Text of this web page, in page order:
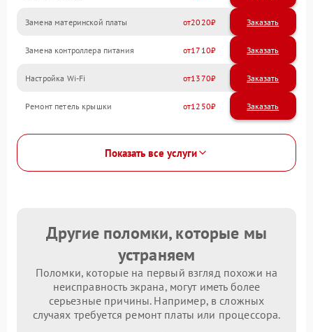
Замена материнской платы 2020
Замена контроллера питания 1710
Настройка Wi-Fi 1370
Ремонт петель крышки 1250
Показать все услуги
Другие поломки, которые мы
устраняем
Поломки, которые на первый взгляд похожи на
неисправность экрана, могут иметь более
серьезные причины. Например, в сложных
случаях требуется ремонт платы или процессора.